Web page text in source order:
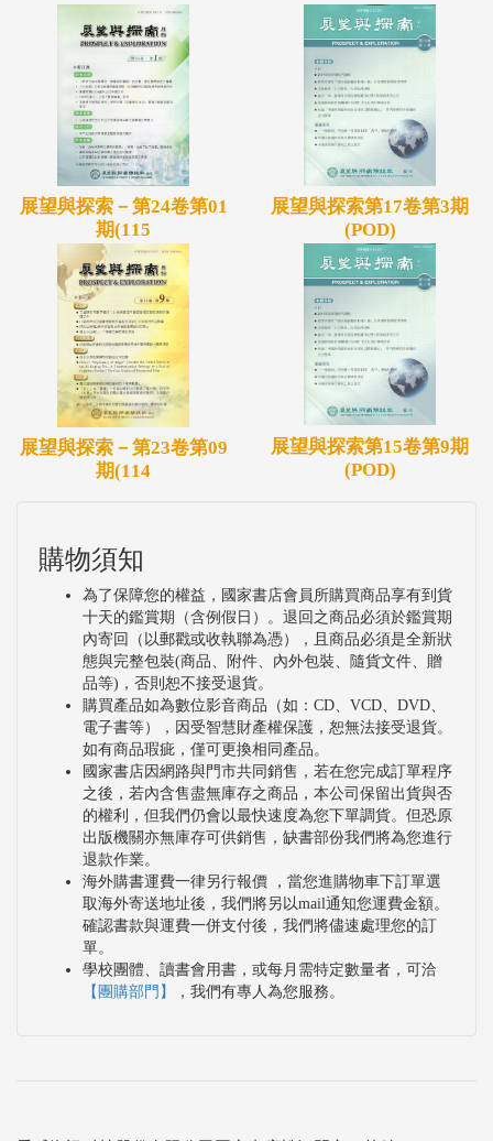
展望與探索－第24卷第01
期(115
展望與探索第17卷第3期
(POD)
展望與探索－第23卷第09
期(114
展望與探索第15卷第9期
(POD)
購物須知
為了保障您的權益，國家書店會員所購買商品享有到貨
十天的鑑賞期（含例假日）。退回之商品必須於鑑賞期
內寄回（以郵戳或收執聯為憑），且商品必須是全新狀
態與完整包裝(商品、附件、內外包裝、隨貨文件、贈
品等)，否則恕不接受退貨。
購買產品如為數位影音商品（如：CD、VCD、DVD、
電子書等），因受智慧財產權保護，恕無法接受退貨。
如有商品瑕疵，僅可更換相同產品。
國家書店因網路與門市共同銷售，若在您完成訂單程序
之後，若內含售盡無庫存之商品，本公司保留出貨與否
的權利，但我們仍會以最快速度為您下單調貨。但恐原
出版機關亦無庫存可供銷售，缺書部份我們將為您進行
退款作業。
海外購書運費一律另行報價 ，當您進購物車下訂單選
取海外寄送地址後，我們將另以mail通知您運費金額。
確認書款與運費一併支付後，我們將儘速處理您的訂
單。
學校團體、讀書會用書，或每月需特定數量者，可洽
【團購部門】
，我們有專人為您服務。